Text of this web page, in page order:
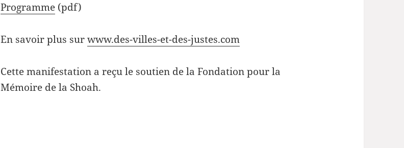
Programme (pdf)
En savoir plus surwww.des-villes-et-des-justes.com
Cette manifestation a reçu le soutien de la Fondation pour la
Mémoire de la Shoah.